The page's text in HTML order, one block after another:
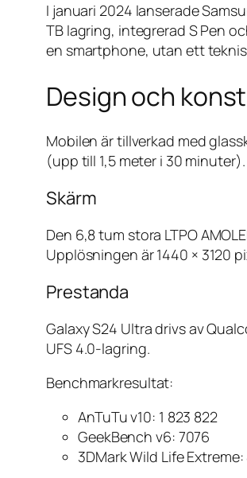
I januari 2024 lanserade
TB lagring, integrerad S Pen
en smartphone, utan ett
Design och
Mobilen är tillverkad med
(upp till 1,5 meter i 30
Skärm
Den 6,8 tum stora LTPO
Upplösningen är 1440 × 3120
Prestanda
Galaxy S24 Ultra drivs av
UFS 4.0-lagring.
Benchmarkresultat:
AnTuTu v10: 1 823 822
GeekBench v6: 7076
3DMark Wild Life